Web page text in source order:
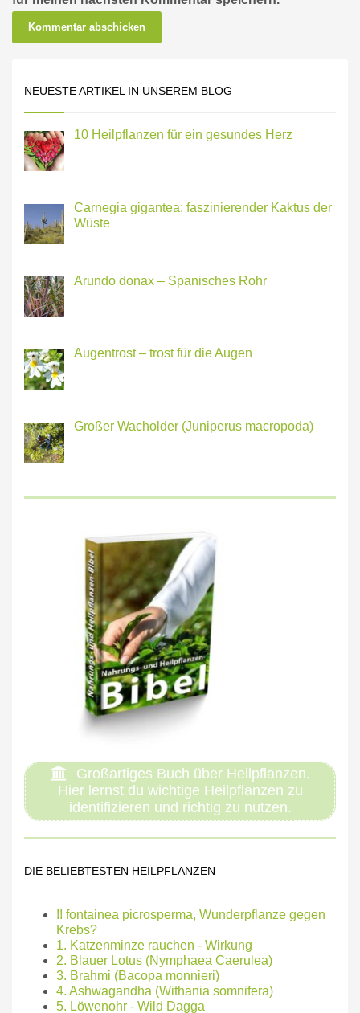
NEUESTE ARTIKEL IN UNSEREM BLOG
10 Heilpflanzen für ein gesundes Herz
Carnegia gigantea: faszinierender Kaktus der
Wüste
Arundo donax – Spanisches Rohr
Augentrost – trost für die Augen
Großer Wacholder (Juniperus macropoda)
Großartiges Buch über Heilpflanzen.
Hier lernst du wichtige Heilpflanzen zu
identifizieren und richtig zu nutzen.
DIE BELIEBTESTEN HEILPFLANZEN
!! fontainea picrosperma, Wunderpflanze gegen
Krebs?
1. Katzenminze rauchen - Wirkung
2. Blauer Lotus (Nymphaea Caerulea)
3. Brahmi (Bacopa monnieri)
4. Ashwagandha (Withania somnifera)
5. Löwenohr - Wild Dagga